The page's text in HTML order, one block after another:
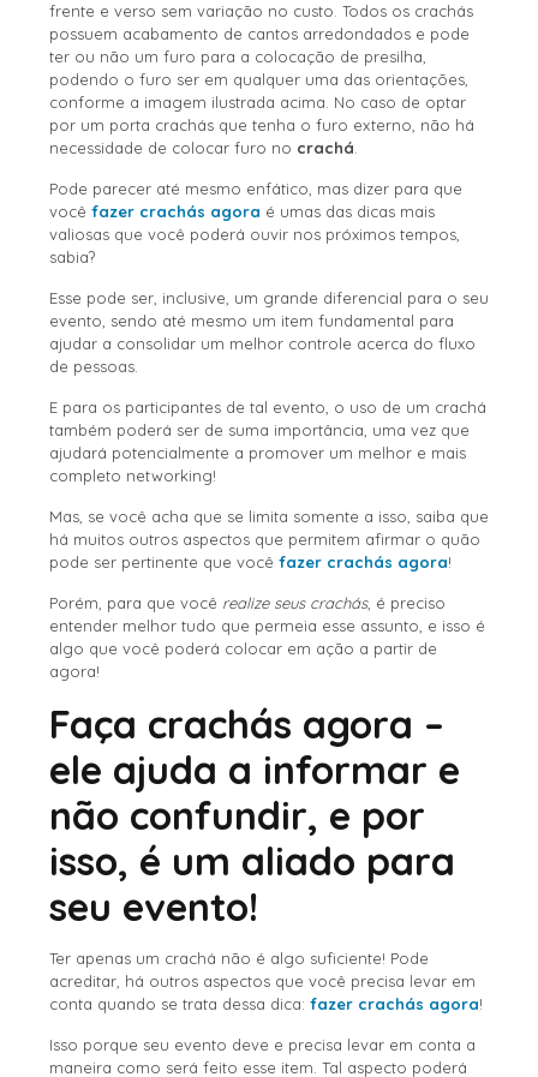
frente e verso sem variação no custo. Todos os crachás
possuem acabamento de cantos arredondados e pode
ter ou não um furo para a colocação de presilha,
podendo o furo ser em qualquer uma das orientações,
conforme a imagem ilustrada acima. No caso de optar
por um porta crachás que tenha o furo externo, não há
necessidade de colocar furo no crachá.
Pode parecer até mesmo enfático, mas dizer para que
você fazer crachás agora é umas das dicas mais
valiosas que você poderá ouvir nos próximos tempos,
sabia?
Esse pode ser, inclusive, um grande diferencial para o seu
evento, sendo até mesmo um item fundamental para
ajudar a consolidar um melhor controle acerca do fluxo
de pessoas.
E para os participantes de tal evento, o uso de um crachá
também poderá ser de suma importância, uma vez que
ajudará potencialmente a promover um melhor e mais
completo networking!
Mas, se você acha que se limita somente a isso, saiba que
há muitos outros aspectos que permitem afirmar o quão
pode ser pertinente que você fazer crachás agora!
Porém, para que você realize seus crachás, é preciso
entender melhor tudo que permeia esse assunto, e isso é
algo que você poderá colocar em ação a partir de
agora!
Faça crachás agora –
ele ajuda a informar e
não confundir, e por
isso, é um aliado para
seu evento!
Ter apenas um crachá não é algo suficiente! Pode
acreditar, há outros aspectos que você precisa levar em
conta quando se trata dessa dica: fazer crachás agora!
Isso porque seu evento deve e precisa levar em conta a
maneira como será feito esse item. Tal aspecto poderá